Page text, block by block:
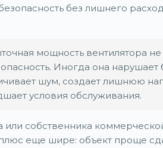
без лишнего
мощность вентилятора
Иногда она нарушает
шум, создает лишнюю
условия обслуживания.
или собственника
еще шире: объект проще